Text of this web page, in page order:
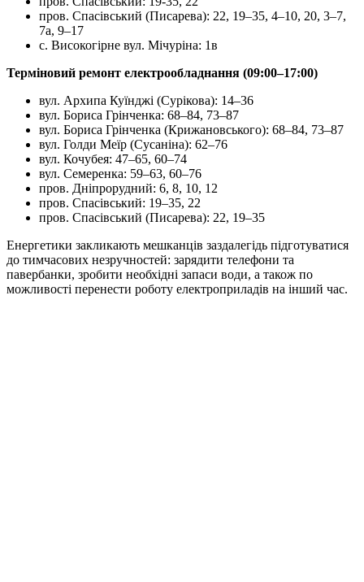
пров. Спасівський (Писарева): 22, 19–35, 4–10, 20, 3–7,
7а, 9–17
с. Високогірне вул. Мічуріна: 1в
Терміновий ремонт електрообладнання (09:00–17:00)
вул. Архипа Куїнджі (Сурікова): 14–36
вул. Бориса Грінченка: 68–84, 73–87
вул. Бориса Грінченка (Крижановського): 68–84, 73–87
вул. Голди Меїр (Сусаніна): 62–76
вул. Кочубея: 47–65, 60–74
вул. Семеренка: 59–63, 60–76
пров. Дніпрорудний: 6, 8, 10, 12
пров. Спасівський: 19–35, 22
пров. Спасівський (Писарева): 22, 19–35
Енергетики закликають мешканців заздалегідь підготуватися
до тимчасових незручностей: зарядити телефони та
павербанки, зробити необхідні запаси води, а також по
можливості перенести роботу електроприладів на інший час.